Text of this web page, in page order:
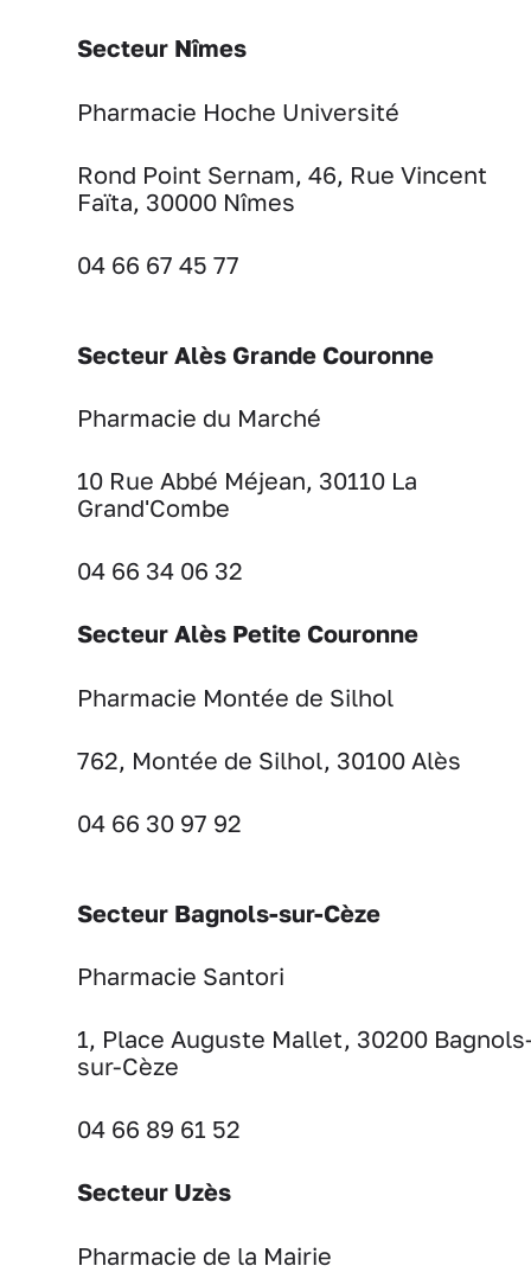
Secteur Nîmes
Pharmacie Hoche Université
Rond Point Sernam, 46, Rue Vincent
Faïta, 30000 Nîmes
04 66 67 45 77
Secteur Alès Grande Couronne
Pharmacie du Marché
10 Rue Abbé Méjean, 30110 La
Grand'Combe
04 66 34 06 32
Secteur Alès Petite Couronne
Pharmacie Montée de Silhol
762, Montée de Silhol, 30100 Alès
04 66 30 97 92
Secteur Bagnols-sur-Cèze
Pharmacie Santori
1, Place Auguste Mallet, 30200
sur-Cèze
04 66 89 61 52
Secteur Uzès
Pharmacie de la Mairie